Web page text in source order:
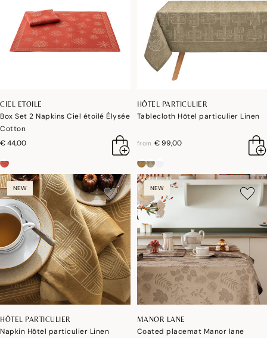
CIEL ETOILE
Box Set 2 Napkins Ciel étoilé Élysée
Cotton
€ 44,00
HÔTEL PARTICULIER
Tablecloth Hôtel particulier Linen
from € 99,00
NEW
HÔTEL PARTICULIER
Napkin Hôtel particulier Linen
NEW
MANOR LANE
Coated placemat Manor lane